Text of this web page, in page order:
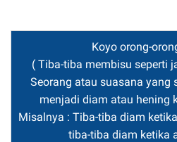
Koyo orong-
( Tiba-tiba membisu seperti
Seorang atau suasana yang
menjadi diam atau hening
Misalnya : Tiba-tiba diam
tiba-tiba diam ketika